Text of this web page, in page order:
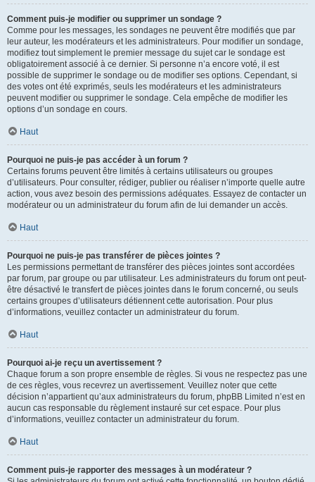
Comment puis-je modifier ou supprimer un sondage ?
Comme pour les messages, les sondages ne peuvent être modifiés que par
leur auteur, les modérateurs et les administrateurs. Pour modifier un sondage,
modifiez tout simplement le premier message du sujet car le sondage est
obligatoirement associé à ce dernier. Si personne n’a encore voté, il est
possible de supprimer le sondage ou de modifier ses options. Cependant, si
des votes ont été exprimés, seuls les modérateurs et les administrateurs
peuvent modifier ou supprimer le sondage. Cela empêche de modifier les
options d’un sondage en cours.
Haut
Pourquoi ne puis-je pas accéder à un forum ?
Certains forums peuvent être limités à certains utilisateurs ou groupes
d’utilisateurs. Pour consulter, rédiger, publier ou réaliser n’importe quelle autre
action, vous avez besoin des permissions adéquates. Essayez de contacter un
modérateur ou un administrateur du forum afin de lui demander un accès.
Haut
Pourquoi ne puis-je pas transférer de pièces jointes ?
Les permissions permettant de transférer des pièces jointes sont accordées
par forum, par groupe ou par utilisateur. Les administrateurs du forum ont peut-
être désactivé le transfert de pièces jointes dans le forum concerné, ou seuls
certains groupes d’utilisateurs détiennent cette autorisation. Pour plus
d’informations, veuillez contacter un administrateur du forum.
Haut
Pourquoi ai-je reçu un avertissement ?
Chaque forum a son propre ensemble de règles. Si vous ne respectez pas une
de ces règles, vous recevrez un avertissement. Veuillez noter que cette
décision n’appartient qu’aux administrateurs du forum, phpBB Limited n’est en
aucun cas responsable du règlement instauré sur cet espace. Pour plus
d’informations, veuillez contacter un administrateur du forum.
Haut
Comment puis-je rapporter des messages à un modérateur ?